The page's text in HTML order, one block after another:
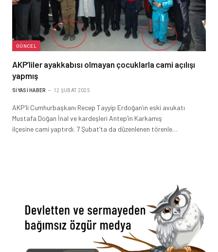
GÜNCEL
AKP’liler ayakkabısı olmayan çocuklarla cami açılışı
yapmış
SIYASI HABER 12 ŞUBAT 2025
AKP’li Cumhurbaşkanı Recep Tayyip Erdoğan’ın eski avukatı
Mustafa Doğan İnal ve kardeşleri Antep’in Karkamış
ilçesine cami yaptırdı. 7 Şubat’ta da düzenlenen törenle…